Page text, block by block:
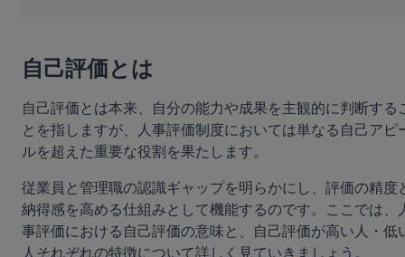
自己評価とは
自己評価とは本来、自分の能力や成果を主観的に判断する
とを指しますが、人事評価制度においては単なる自己アピ
ルを超えた重要な役割を果たします。
従業員と管理職の認識ギャップを明らかにし、評価の精度
納得感を高める仕組みとして機能するのです。ここでは、
事評価における自己評価の意味と、自己評価が高い人・低
人それぞれの特徴について詳しく見ていきましょう。